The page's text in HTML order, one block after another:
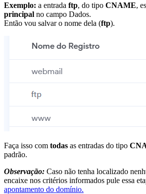
Exemplo: a entrada ftp, do tipo CNAME,
principal no campo Dados.
Então vou salvar o nome dela (ftp).
Faça isso com todas as entradas do tipo
padrão.
Observação: Caso não tenha localizado
encaixe nos critérios informados pule essa
apontamento do domínio.